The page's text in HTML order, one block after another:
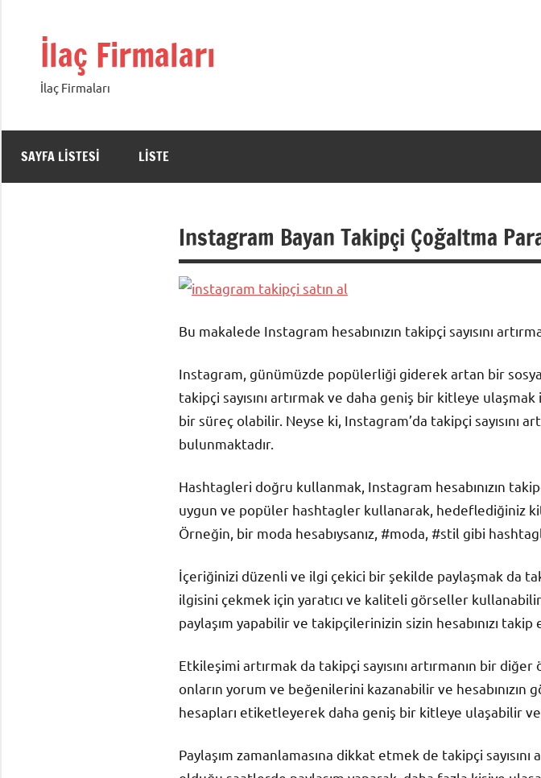
İlaç Firmaları
İlaç Firmaları
SAYFA LISTESI LISTE
Instagram Bayan Takipçi Çoğaltma
Bu makalede Instagram hesabınızın takipçi sayısını
Instagram, günümüzde popülerliği giderek artan bir
takipçi sayısını artırmak ve daha geniş bir kitleye
bir süreç olabilir. Neyse ki, Instagram’da takipçi
bulunmaktadır.
Hashtagleri doğru kullanmak, Instagram hesabınızın
uygun ve popüler hashtagler kullanarak, hedeflediğiniz
Örneğin, bir moda hesabıysanız, #moda, #stil gibi
İçeriğinizi düzenli ve ilgi çekici bir şekilde paylaşmak da
ilgisini çekmek için yaratıcı ve kaliteli görseller
paylaşım yapabilir ve takipçilerinizin sizin hesabınızı
Etkileşimi artırmak da takipçi sayısını artırmanın bir
onların yorum ve beğenilerini kazanabilir ve
hesapları etiketleyerek daha geniş bir kitleye ulaşabilir ve
Paylaşım zamanlamasına dikkat etmek de takipçi